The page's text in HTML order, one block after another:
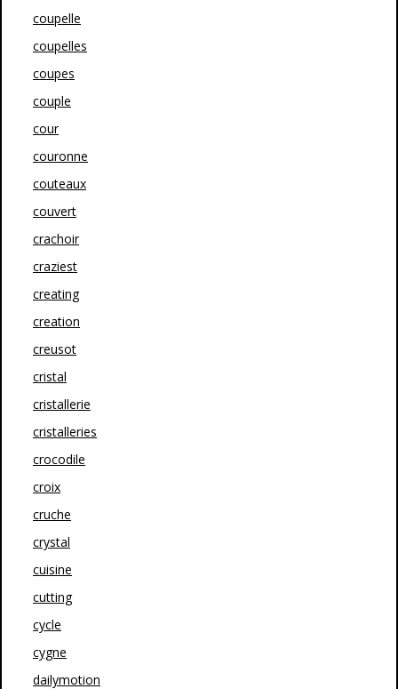
coupelle
coupelles
coupes
couple
cour
couronne
couteaux
couvert
crachoir
craziest
creating
creation
creusot
cristal
cristallerie
cristalleries
crocodile
croix
cruche
crystal
cuisine
cutting
cycle
cygne
dailymotion